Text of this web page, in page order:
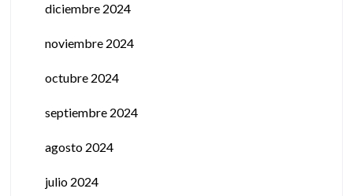
diciembre 2024
noviembre 2024
octubre 2024
septiembre 2024
agosto 2024
julio 2024